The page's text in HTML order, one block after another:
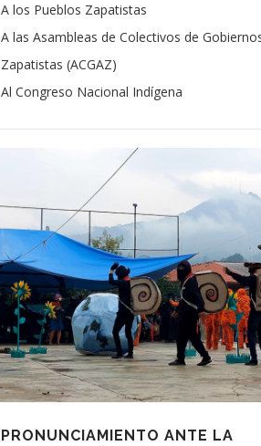
A los Pueblos Zapatistas
A las Asambleas de Colectivos de
Zapatistas (ACGAZ)
Al Congreso Nacional Indígena
PRONUNCIAMIENTO ANTE LA